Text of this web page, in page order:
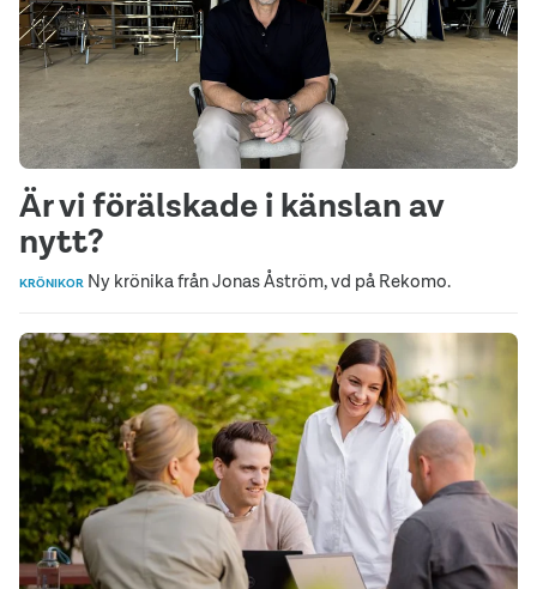
Är vi förälskade i känslan av
nytt?
KRÖNIKOR Ny krönika från Jonas Åström, vd på Rekomo.